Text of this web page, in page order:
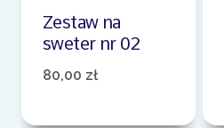
Zestaw na
sweter nr 02
80,00 zł